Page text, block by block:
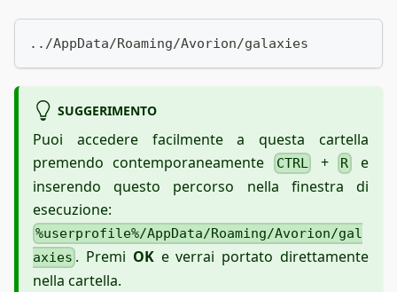
../AppData/Roaming/Avorion/galaxies
SUGGERIMENTO
Puoi accedere facilmente a questa cartella
premendo contemporaneamente
CTRL + Re
inserendo questo percorso nella finestra di
esecuzione:
%userprofile%/AppData/Roaming/Avorion/gal
axies . Premi OKe verrai portato direttamente
nella cartella.